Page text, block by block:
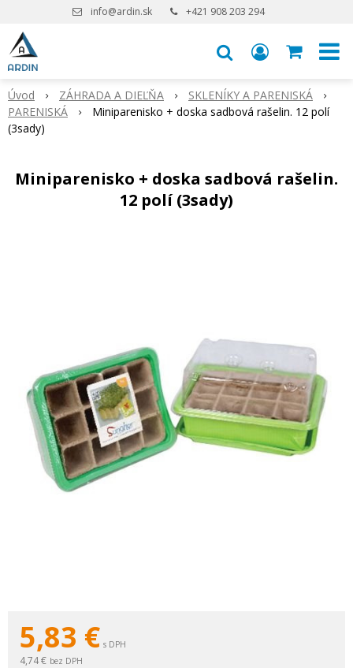
info@ardin.sk +421 908 203 294
Úvod ZÁHRADA A DIEĽŇA
SKLENÍKY A PARENISKÁ
PARENISKÁ
Miniparenisko + doska sadbová rašelin. 12 polí
(3sady)
Miniparenisko + doska sadbová rašelin.
12 polí (3sady)
5,83 € s DPH
4,74 € bez DPH